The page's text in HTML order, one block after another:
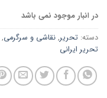
در انبار موجود نمی باشد
دسته: تحریر, نقاشی و سرگرمی,
تحریر ایرانی